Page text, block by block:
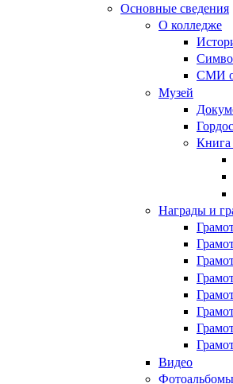
Основные сведения
О колледже
СМИ
Музей
Книга
Награды и
Видео
Фотоальбомы